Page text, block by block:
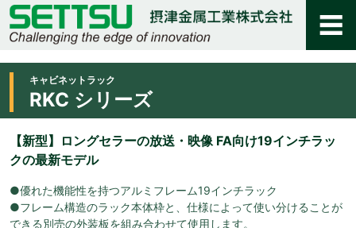
キャビネットラック
RKC シリーズ
【新型】ロングセラーの放送・映像 FA向け19インチラッ
クの最新モデル
●優れた機能性を持つアルミフレーム19インチラック
●フレーム構造のラック本体枠と、仕様によって使い分けることが
できる別売の外装板を組み合わせて使用します。